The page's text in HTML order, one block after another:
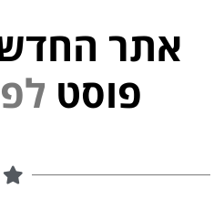
אתר
פוסט